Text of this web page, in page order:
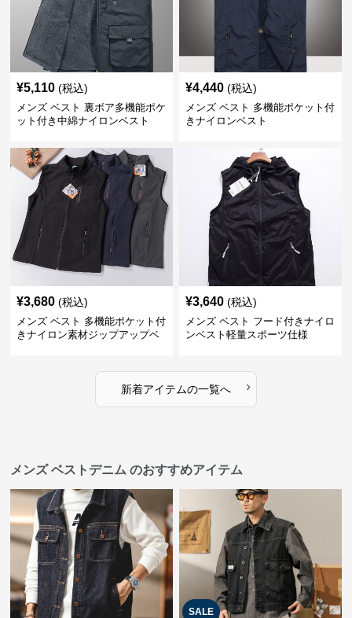
¥5,110 (税込)
メンズ ベスト 裏ボア多機能ポケ
ット付き中綿ナイロンベスト
¥4,440 (税込)
メンズ ベスト 多機能ポケット付
きナイロンベスト
¥3,680 (税込)
メンズ ベスト 多機能ポケット付
きナイロン素材ジップアップベ
¥3,640 (税込)
メンズ ベスト フード付きナイロ
ンベスト軽量スポーツ仕様
新着アイテムの一覧へ ›
メンズ ベストデニム のおすすめアイテム
SALE